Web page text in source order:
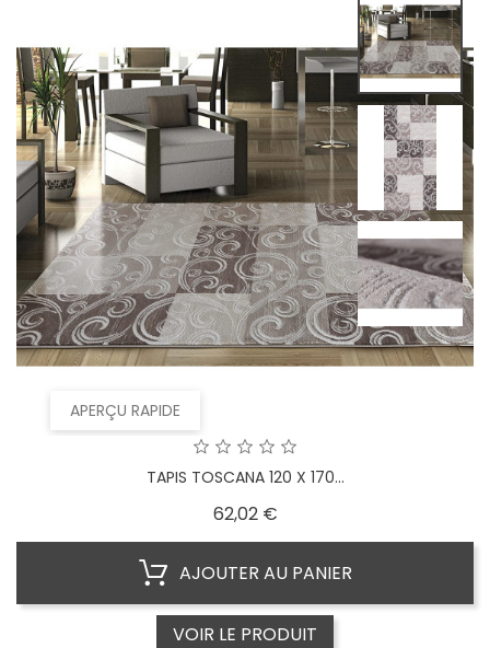
APERÇU RAPIDE
TAPIS TOSCANA 120 X 170...
62,02 €Prix
AJOUTER AU PANIER
VOIR LE PRODUIT